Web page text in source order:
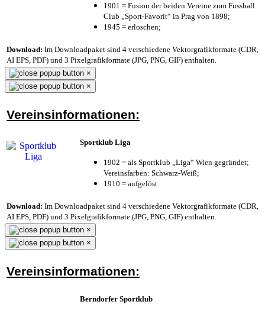
1901 = Fusion der beiden Vereine zum Fussball
Club „Sport-Favorit“ in Prag von 1898;
1945 = erloschen;
Download: Im Downloadpaket sind 4 verschiedene Vektorgrafikformate (CDR,
AI EPS, PDF) und 3 Pixelgrafikformate (JPG, PNG, GIF) enthalten.
×
×
Vereinsinformationen:
Sportklub Liga
1902 = als Sportklub „Liga“ Wien gegründet;
Vereinsfarben: Schwarz-Weiß;
1910 = aufgelöst
Download: Im Downloadpaket sind 4 verschiedene Vektorgrafikformate (CDR,
AI EPS, PDF) und 3 Pixelgrafikformate (JPG, PNG, GIF) enthalten.
×
×
Vereinsinformationen:
Berndorfer Sportklub